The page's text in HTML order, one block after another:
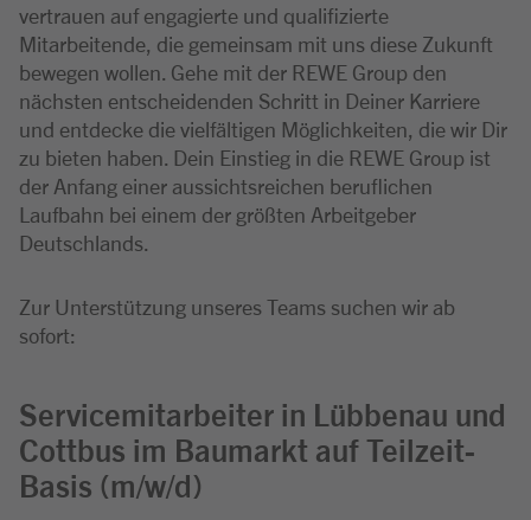
vertrauen auf engagierte und qualifizierte
Mitarbeitende, die gemeinsam mit uns diese Zukunft
bewegen wollen. Gehe mit der REWE Group den
nächsten entscheidenden Schritt in Deiner Karriere
und entdecke die vielfältigen Möglichkeiten, die wir Dir
zu bieten haben. Dein Einstieg in die REWE Group ist
der Anfang einer aussichtsreichen beruflichen
Laufbahn bei einem der größten Arbeitgeber
Deutschlands.
Zur Unterstützung unseres Teams suchen wir ab
sofort:
Servicemitarbeiter in Lübbenau und
Cottbus im Baumarkt auf Teilzeit-
Basis (m/w/d)